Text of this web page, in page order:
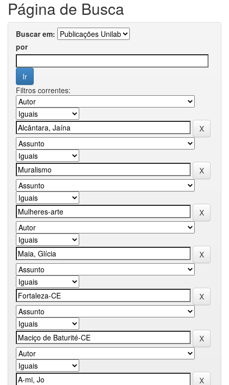
Página de Busca
Buscar em:
por
Filtros correntes: